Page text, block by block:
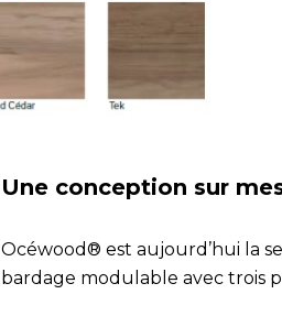
Une conception sur
Océwood® est aujourd’hui la
bardage modulable avec trois